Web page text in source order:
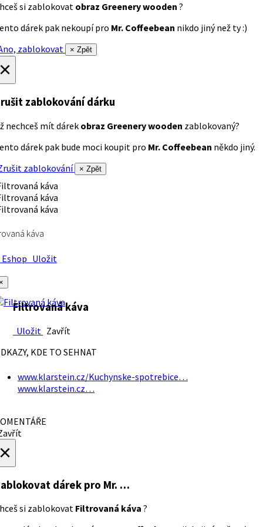
si zablokovat obraz Greenery wooden ?
dárek pak nekoupí pro Mr. Coffeebean nikdo jiný než ty :)
zablokovat
× Zpět
zablokování dárku
nechceš mít dárek obraz Greenery wooden zablokovaný?
dárek pak bude moci koupit pro Mr. Coffeebean někdo jiný.
zablokování
× Zpět
káva
Uložit
Filtrovaná káva
Uložit Zavřít
KDE TO SEHNAT
www.klarstein.cz/Kuchynske-spotrebice…
www.klarstein.cz…
dárek pro Mr. …
si zablokovat Filtrovaná káva ?